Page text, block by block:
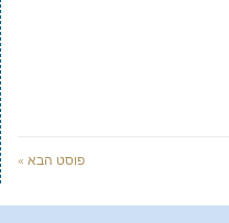
פוסט הבא »